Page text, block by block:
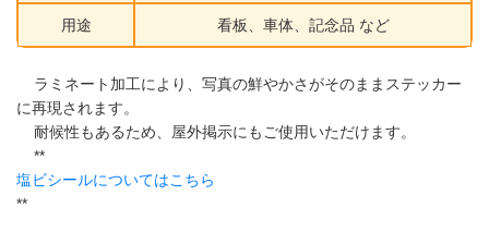
用途 看板、車体、記念品 など
ラミネート加工により、写真の鮮やかさがそのままステッカー
に再現されます。
耐候性もあるため、屋外掲示にもご使用いただけます。
**
塩ビシールについてはこちら
**